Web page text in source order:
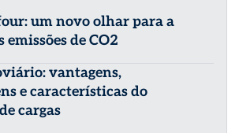
um novo olhar para a
emissões de CO2
vantagens,
e características do
cargas